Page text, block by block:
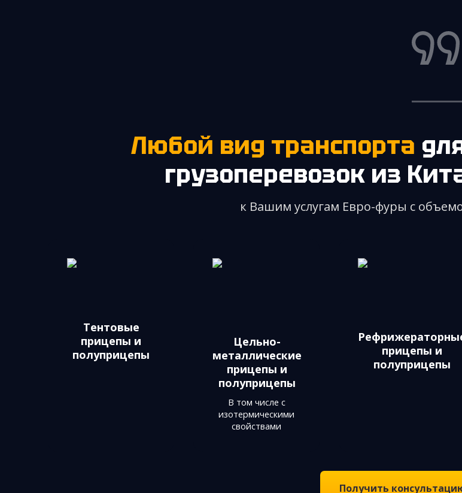
Любой вид транспорта
грузоперевозок из
к Вашим услугам Евро-фуры с
Тентовые
прицепы и
полуприцепы
Цельно­
металлические
прицепы и
полуприцепы
В том числе c
изотермическими
свойствами
прицепы и
полуприцепы
Получить